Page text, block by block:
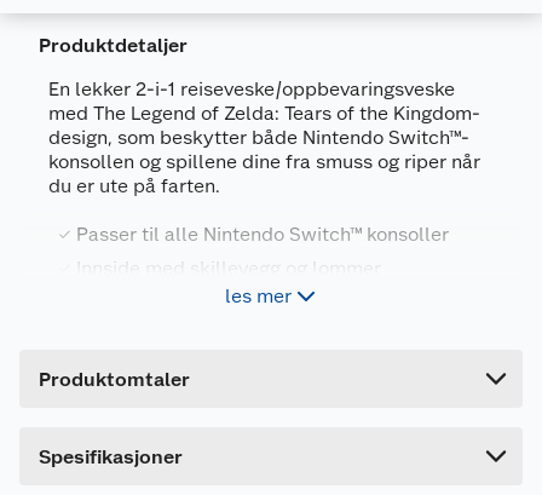
Produktdetaljer
En lekker 2-i-1 reiseveske/oppbevaringsveske
med The Legend of Zelda: Tears of the Kingdom-
design, som beskytter både Nintendo Switch™-
konsollen og spillene dine fra smuss og riper når
du er ute på farten.
Passer til alle Nintendo Switch™ konsoller
Innside med skillevegg og lommer
Et robust skall og praktisk bærehåndtak
Legend of Zelda: Tears of the Kingdom og har
plass til en Nintendo Switch™, Nintendo Switch
les mer
Produktomtaler
Dette produktet har ikke fått noen omtale ennå.
Spesifikasjoner
Generelt
Artikkelnummer
Leverandørens artikkelnummer
212049
Lengde